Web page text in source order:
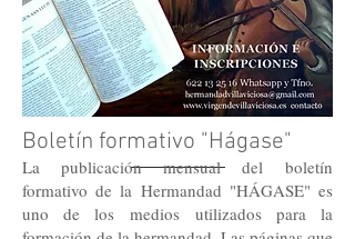
Boletín formativo "Hágase"
La publicación mensual del boletín
formativo de la Hermandad "HÁGASE" es
uno de los medios utilizados para la